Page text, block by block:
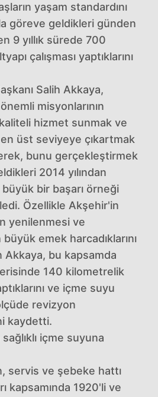
yaşam standardını
göreve geldikleri günden
9 yıllık sürede 700
çalışması yaptıklarını
Salih Akkaya,
misyonlarının
hizmet sunmak ve
en üst seviyeye çıkartmak
bunu gerçekleştirmek
2014 yılından
bir başarı örneği
Özellikle Akşehir'in
yenilenmesi ve
emek harcadıklarını
Akkaya, bu kapsamda
140 kilometrelik
ve içme suyu
revizyon
kaydetti.
içme suyuna
servis ve şebeke hattı
kapsamında 1920'li ve